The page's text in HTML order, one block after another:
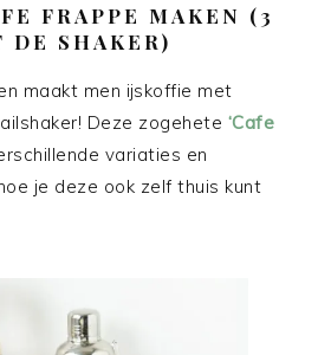
FRAPPE MAKEN (3
DE SHAKER)
maakt men ijskoffie met
Deze zogehete ‘Cafe
variaties en
je deze ook zelf thuis kunt